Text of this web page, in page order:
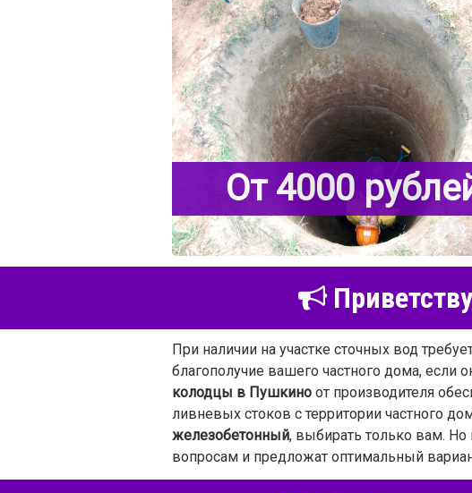
От 4000
При наличии на участке сточных вод
благополучие вашего частного дома,
колодцы в Пушкино от производителя
ливневых стоков с территории частного
железобетонный, выбирать только вам. Но
вопросам и предложат оптимальный